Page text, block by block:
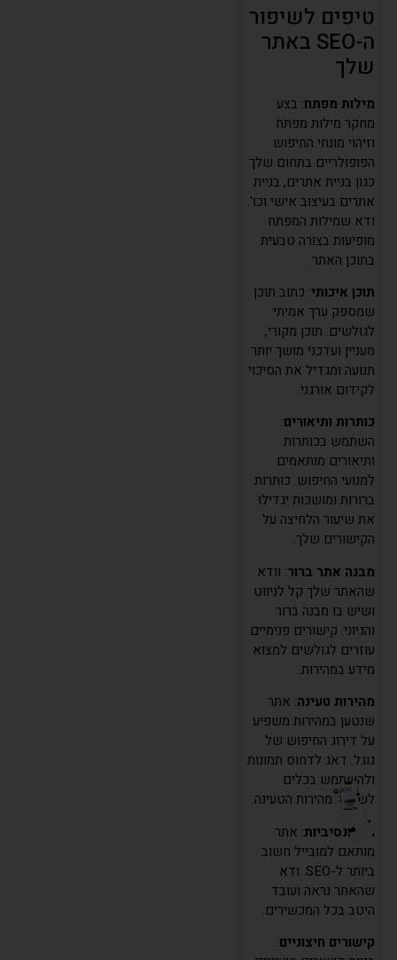
טיפים לשיפור
ה-SEO באתר
שלך
מילות מפתח: בצע
מחקר מילות מפתח
וזיהוי מונחי החיפוש
הפופולריים בתחום שלך
כגון בניית אתרים, בניית
אתרים בעיצוב אישי וכו'.
ודא שמילות המפתח
מופיעות בצורה טבעית
בתוכן האתר.
תוכן איכותי: כתוב תוכן
שמספק ערך אמיתי
לגולשים. תוכן מקורי,
מעניין ועדכני מושך יותר
תנועה ומגדיל את הסיכוי
לקידום אורגני.
כותרות ותיאורים:
השתמש בכותרות
ותיאורים מותאמים
למנועי החיפוש. כותרות
ברורות ומושכות יגדילו
את שיעור הלחיצה על
הקישורים שלך.
מבנה אתר ברור: וודא
שהאתר שלך קל לניווט
ושיש בו מבנה ברור
והגיוני. קישורים פנימיים
עוזרים לגולשים למצוא
מידע במהירות.
מהירות טעינה: אתר
שנטען במהירות משפיע
על דירוג החיפוש של
גוגל. דאג לדחוס תמונות
ולהשתמש בכלים
לשיפור מהירות הטעינה.
רספונסיביות: אתר
מותאם למובייל חשוב
ביותר ל-SEO. ודא
שהאתר נראה ועובד
היטב בכל המכשירים.
קישורים חיצוניים: